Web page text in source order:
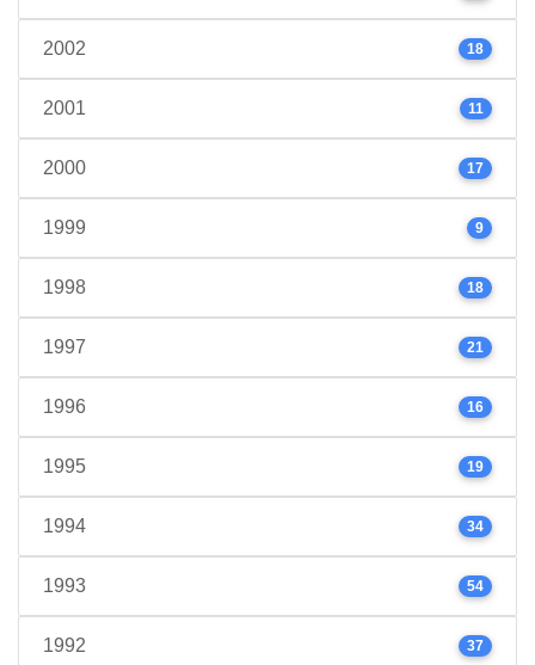
2002 18
2001 11
2000 17
1999 9
1998 18
1997 21
1996 16
1995 19
1994 34
1993 54
1992 37